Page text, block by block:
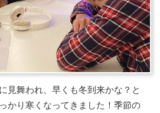
見舞われ、早くも冬到来かな？と
かり寒くなってきました！季節の